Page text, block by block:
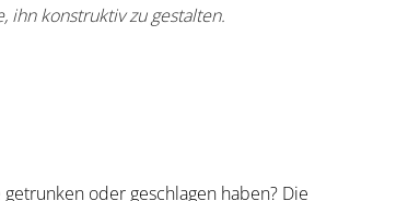
ihn konstruktiv zu gestalten.
oder geschlagen haben? Die